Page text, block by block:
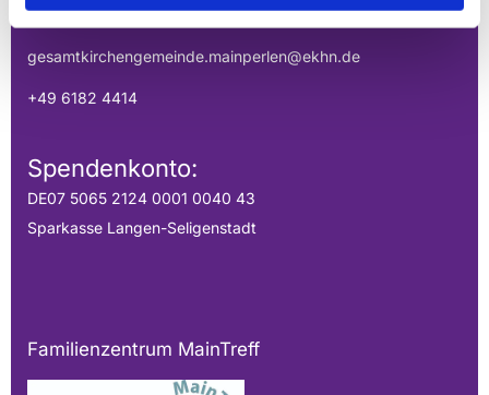
Hainburg, Hessen 63512
gesamtkirchengemeinde.mainperlen@ekhn.de
+49 6182 4414
Spendenkonto:
DE07 5065 2124 0001 0040 43
Sparkasse Langen-Seligenstadt
Familienzentrum MainTreff